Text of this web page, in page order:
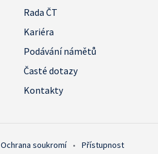
Rada ČT
Kariéra
Podávání námětů
Časté dotazy
Kontakty
Ochrana soukromí • Přístupnost